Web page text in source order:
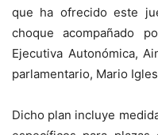
que ha ofrecido este
choque acompañado
Ejecutiva Autonómica,
parlamentario, Mario
Dicho plan incluye